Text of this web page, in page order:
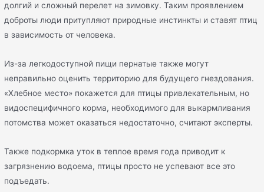
долгий и сложный перелет на зимовку. Таким проявлением
доброты люди притупляют природные инстинкты и ставят птиц
в зависимость от человека.
Из-за легкодоступной пищи пернатые также могут
неправильно оценить территорию для будущего гнездования.
«Хлебное место» покажется для птицы привлекательным, но
видоспецифичного корма, необходимого для выкармливания
потомства может оказаться недостаточно, считают эксперты.
Также подкормка уток в теплое время года приводит к
загрязнению водоема, птицы просто не успевают все это
подъедать.